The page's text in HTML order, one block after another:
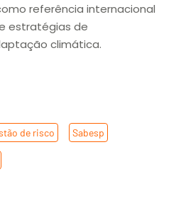
referência internacional
estratégias de
climática.
de risco Sabesp